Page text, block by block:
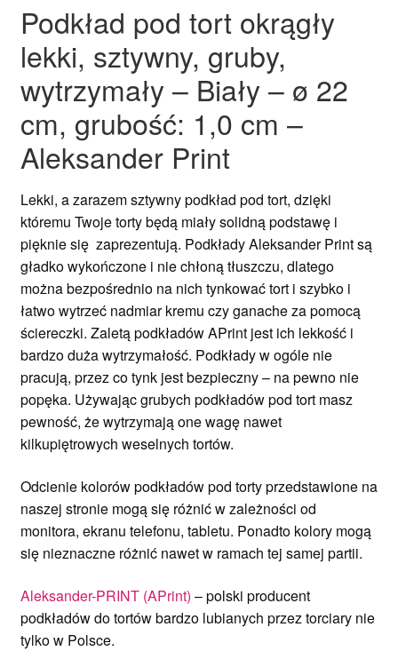
Podkład pod tort okrągły
lekki, sztywny, gruby,
wytrzymały – Biały – ø 22
cm, grubość: 1,0 cm –
Aleksander Print
Lekki, a zarazem sztywny podkład pod tort, dzięki
któremu Twoje torty będą miały solidną podstawę i
pięknie się zaprezentują. Podkłady Aleksander Print są
gładko wykończone i nie chłoną tłuszczu, dlatego
można bezpośrednio na nich tynkować tort i szybko i
łatwo wytrzeć nadmiar kremu czy ganache za pomocą
ściereczki. Zaletą podkładów APrint jest ich lekkość i
bardzo duża wytrzymałość. Podkłady w ogóle nie
pracują, przez co tynk jest bezpieczny – na pewno nie
popęka. Używając grubych podkładów pod tort masz
pewność, że wytrzymają one wagę nawet
kilkupiętrowych weselnych tortów.
Odcienie kolorów podkładów pod torty przedstawione na
naszej stronie mogą się różnić w zależności od
monitora, ekranu telefonu, tabletu. Ponadto kolory mogą
się nieznaczne różnić nawet w ramach tej samej partii.
Aleksander-PRINT (APrint) – polski producent
podkładów do tortów bardzo lubianych przez torciary nie
tylko w Polsce.